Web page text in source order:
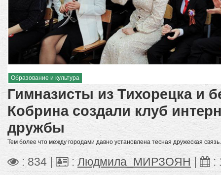
Образование и культура
Гимназисты из Тихорецка и
Кобрина создали клуб
дружбы
Тем более что между городами давно установлена тесная дружеская связь.
: 834 | :Людмила_МИРЗОЯН :